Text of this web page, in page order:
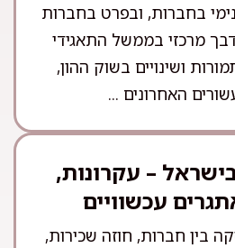
בחברות, ובפרט בחברות
מרכזי בממשל התאגידי
ושינויים בשוק ההון,
האחרונים ...
בישראל – עקרונות,
עכשוויים
בין חברות, חוזה שכירות,